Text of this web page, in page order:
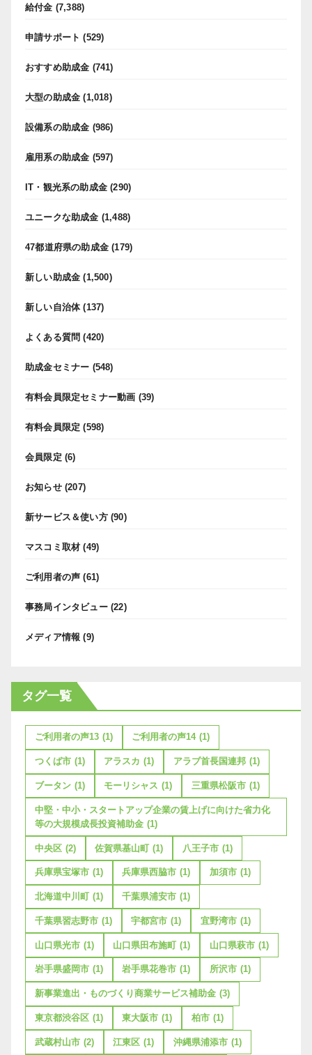
給付金 (7,388)
申請サポート (529)
おすすめ助成金 (741)
大型の助成金 (1,018)
設備系の助成金 (986)
雇用系の助成金 (597)
IT・観光系の助成金 (290)
ユニークな助成金 (1,488)
47都道府県の助成金 (179)
新しい助成金 (1,500)
新しい自治体(137)
よくある質問 (420)
助成金セミナー (548)
有料会員限定セミナー動画 (39)
有料会員限定 (598)
会員限定 (6)
お知らせ(207)
新サービス＆使い方(90)
マスコミ取材 (49)
ご利用者の声 (61)
事務局インタビュー(22)
メディア情報 (9)
タグ一覧
ご利用者の声13 (1) ご利用者の声14 (1)
つくば市 (1) アラスカ (1) アラブ首長国連邦 (1)
ブータン (1) モーリシャス (1) 三重県松阪市 (1)
中堅・中小・スタートアップ企業の賃上げに向けた省力化
等の大規模成長投資補助金 (1)
中央区 (2) 佐賀県基山町 (1) 八王子市 (1)
兵庫県宝塚市 (1) 兵庫県西脇市 (1) 加須市 (1)
北海道中川町 (1) 千葉県浦安市 (1)
千葉県習志野市 (1) 宇都宮市 (1) 宜野湾市 (1)
山口県光市 (1) 山口県田布施町 (1) 山口県萩市 (1)
岩手県盛岡市 (1) 岩手県花巻市 (1) 所沢市 (1)
新事業進出・ものづくり商業サービス補助金 (3)
東京都渋谷区 (1) 東大阪市 (1) 柏市 (1)
武蔵村山市 (2) 江東区 (1) 沖縄県浦添市 (1)